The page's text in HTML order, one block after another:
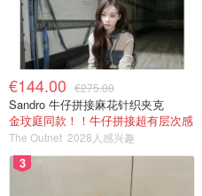
€144.00 €275.00
Sandro 牛仔拼接麻花针织夹克
金玟庭同款！！牛仔拼接超有层次感
The Outnet 2028人感兴趣
3